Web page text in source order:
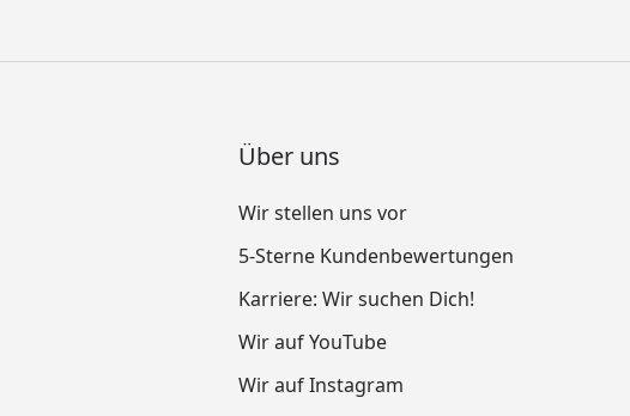
Über uns
Wir stellen uns vor
5-Sterne Kundenbewertungen
Karriere: Wir suchen Dich!
Wir auf YouTube
Wir auf Instagram